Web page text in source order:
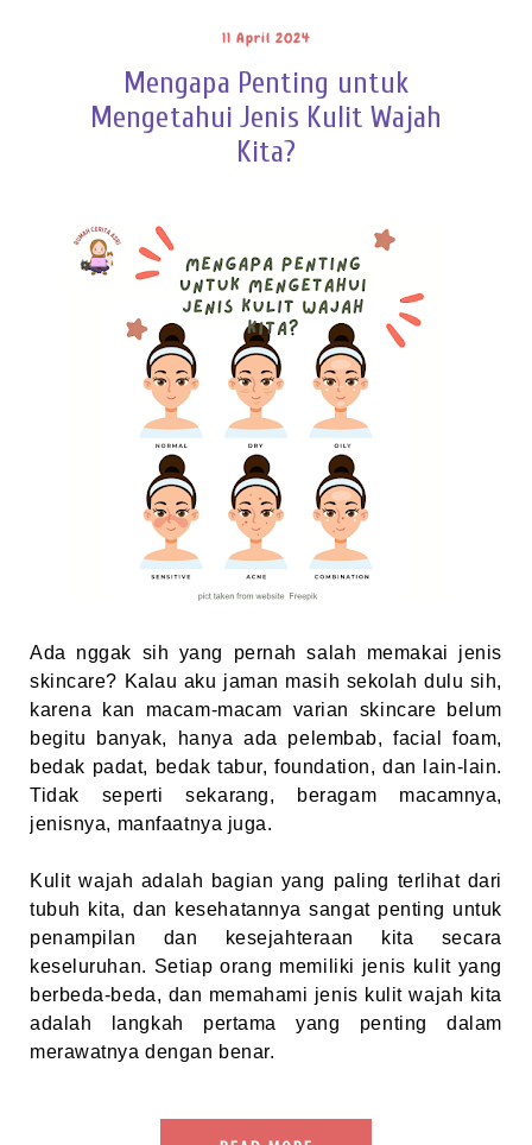
11 April 2024
Mengapa Penting untuk
Mengetahui Jenis Kulit Wajah
Kita?
Ada nggak sih yang pernah salah memakai jenis
skincare? Kalau aku jaman masih sekolah dulu sih,
karena kan macam-macam varian skincare belum
begitu banyak, hanya ada pelembab, facial foam,
bedak padat, bedak tabur, foundation, dan lain-lain.
Tidak seperti sekarang, beragam macamnya,
jenisnya, manfaatnya juga.
Kulit wajah adalah bagian yang paling terlihat dari
tubuh kita, dan kesehatannya sangat penting untuk
penampilan dan kesejahteraan kita secara
keseluruhan. Setiap orang memiliki jenis kulit yang
berbeda-beda, dan memahami jenis kulit wajah kita
adalah langkah pertama yang penting dalam
merawatnya dengan benar.